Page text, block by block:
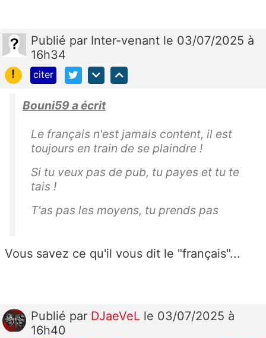
Publié par Inter-venant le 03/07/2025 à
16h34
!
citer
Bouni59 a écrit
Le français n'est jamais content, il est
toujours en train de se plaindre !
Si tu veux pas de pub, tu payes et tu te
tais !
T'as pas les moyens, tu prends pas
Vous savez ce qu'il vous dit le "français"...
Publié par DJaeVeL le 03/07/2025 à
16h40